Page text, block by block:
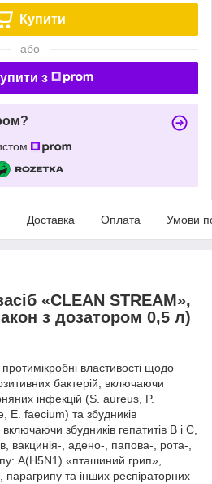
Купити
або
з
Доставка Оплата Умови
«CLEAN STREAM»,
з дозатором 0,5 л)
властивості щодо
бактерій, включаючи
інфекцій (S. aureus, P.
E. faecium) та збудників
включаючи збудників гепатитів В і С,
вакцинія-, адено-, папова-, рота-,
A(H5N1) «пташиний грип»,
та інших респіраторних